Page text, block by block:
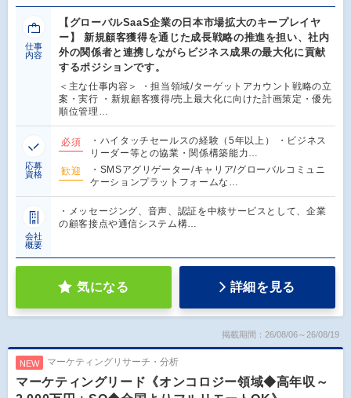
仕事
内容
【グローバルSaaS企業の日本市場拡大のキープレイヤ
ー】 新規顧客獲得を通じた成長戦略の推進を担い、社内
外の関係者と連携しながらビジネス成果の最大化に貢献
するポジションです。
＜主な仕事内容＞ ・担当領域/ターゲットアカウント戦略の立
案・実行 ・新規顧客獲得/売上最大化に向けた計画策定・優先
順位管理…
応募
資格
必須
・ハイタッチセールスの経験（5年以上） ・ビジネス
リーダー等との協業・関係構築能力…
歓迎
・SMSアグリゲーター/キャリア/グローバルコミュニ
ケーションプラットフォームな…
会社
概要
・メッセージング、音声、認証を中核サービスとして、企業
の顧客接点や通信システム構…
気になる 詳細を見る
掲載期間：26/08/06～26/08/19
NEW マーケティングリサーチ・分析
マーケティングリード《オンコロジー領域◆高年収～